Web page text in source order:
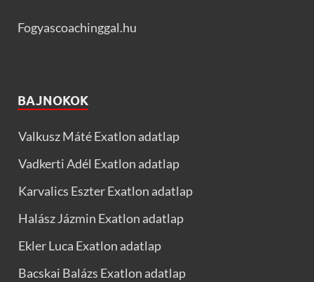
Fogyascoachinggal.hu
BAJNOKOK
Valkusz Máté Exatlon adatlap
Vadkerti Adél Exatlon adatlap
Karvalics Eszter Exatlon adatlap
Halász Jázmin Exatlon adatlap
Ekler Luca Exatlon adatlap
Bacskai Balázs Exatlon adatlap